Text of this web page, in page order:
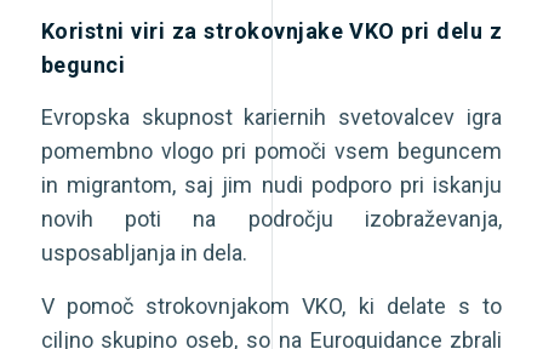
Koristni viri za strokovnjake VKO pri delu z
begunci
Evropska skupnost kariernih svetovalcev igra
pomembno vlogo pri pomoči vsem beguncem
in migrantom, saj jim nudi podporo pri iskanju
novih poti na področju izobraževanja,
usposabljanja in dela.
V pomoč strokovnjakom VKO, ki delate s to
ciljno skupino oseb, so na Euroguidance zbrali